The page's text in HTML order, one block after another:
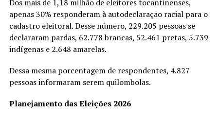
Dos mais de 1,18 milhão de eleitores tocantinenses,
apenas 30% responderam à autodeclaração racial para o
cadastro eleitoral. Desse número, 229.205 pessoas se
declararam pardas, 62.778 brancas, 52.461 pretas, 5.739
indígenas e 2.648 amarelas.
Dessa mesma porcentagem de respondentes, 4.827
pessoas informaram serem quilombolas.
Planejamento das Eleições 2026